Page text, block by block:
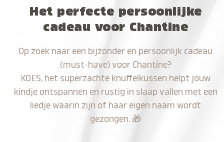
Het perfecte persoonlijke
cadeau voor Chantine
Op zoek naar een bijzonder en persoonlijk cadeau
(must-have) voor Chantine?
KOES, het superzachte knuffelkussen helpt jouw
kindje ontspannen en rustig in slaap vallen met een
liedje waarin zijn of haar eigen naam wordt
gezongen. 🎁